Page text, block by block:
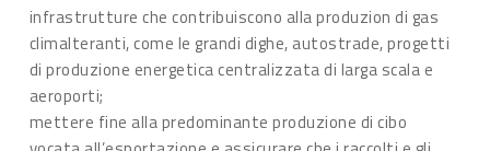
infrastrutture che contribuiscono alla produzion di gas
climalteranti, come le grandi dighe, autostrade, progetti
di produzione energetica centralizzata di larga scala e
aeroporti;
mettere fine alla predominante produzione di cibo